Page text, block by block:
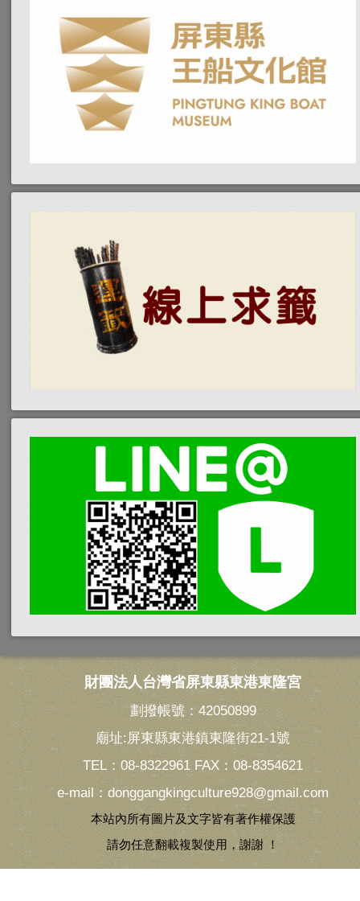
財團法人台灣省屏東縣東港東隆宮
劃撥帳號：42050899
廟址:屏東縣東港鎮東隆街21-1號
TEL：08-8322961 FAX：08-8354621
e-mail：donggangkingculture928@gmail.com
本站內所有圖片及文字皆有著作權保護
請勿任意翻載複製使用，謝謝 ！